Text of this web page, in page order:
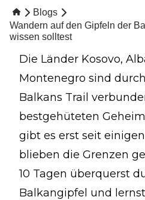
Blogs
Wandern auf den Gipfeln der
wissen solltest
Die Länder Kosovo,
Montenegro sind
Balkans Trail
bestgehüteten
gibt es erst seit
blieben die Grenzen
10 Tagen überquerst
Balkangipfel und